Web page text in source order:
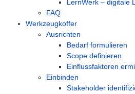
LernWerk – digitale
FAQ
Werkzeugkoffer
Ausrichten
Bedarf formulieren
Scope definieren
Einflussfaktoren
Einbinden
Stakeholder